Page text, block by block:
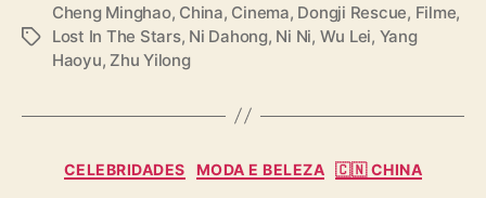
i
a
a
d
T
Cheng Minghao, China, Cinema, Dongji Rescue, Filme,
Lost In The Stars, Ni Dahong, Ni Ni, Wu Lei, Yang
Haoyu, Zhu Yilong
C
CELEBRIDADES MODA E BELEZA 🇨🇳 CHINA